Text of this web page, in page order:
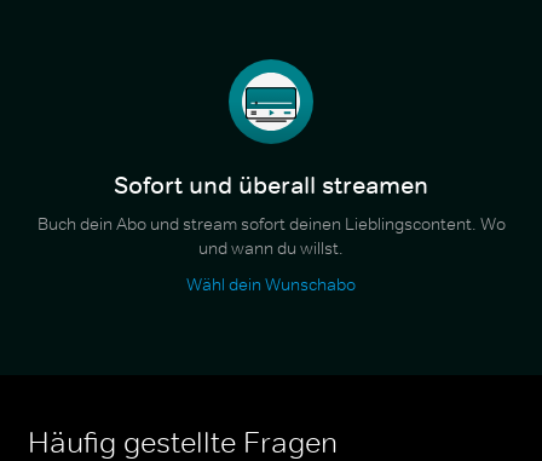
Sofort und überall streamen
Buch dein Abo und stream sofort deinen Lieblingscontent. Wo
und wann du willst.
Wähl dein Wunschabo
Häufig gestellte Fragen